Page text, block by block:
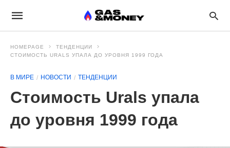
HOMEPAGE
ТЕНДЕНЦИИ
СТОИМОСТЬ URALS УПАЛА ДО УРОВНЯ 1999 ГОДА
В МИРЕ НОВОСТИ ТЕНДЕНЦИИ
Стоимость Urals упала
до уровня 1999 года